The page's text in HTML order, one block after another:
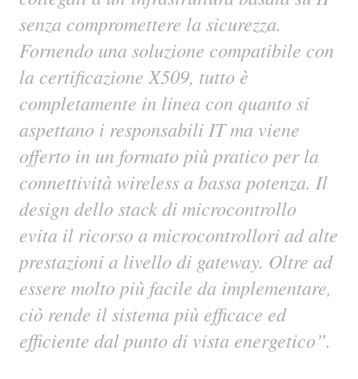
senza compromettere la sicurezza.
Fornendo una soluzione compatibile con
la certificazione X509, tutto è
completamente in linea con quanto si
aspettano i responsabili IT ma viene
offerto in un formato più pratico per la
connettività wireless a bassa potenza. Il
design dello stack di microcontrollo
evita il ricorso a microcontrollori ad alte
prestazioni a livello di gateway. Oltre ad
essere molto più facile da implementare,
ciò rende il sistema più efficace ed
efficiente dal punto di vista energetico”.